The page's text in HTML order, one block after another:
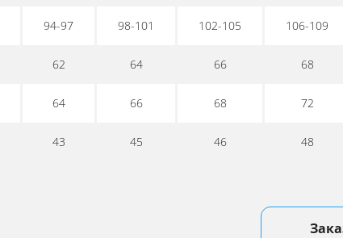
94-97 98-101 102-105 106-109
62 64 66 68
64 66 68 72
43 45 46 48